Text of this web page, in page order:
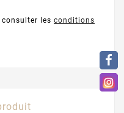
les conditions